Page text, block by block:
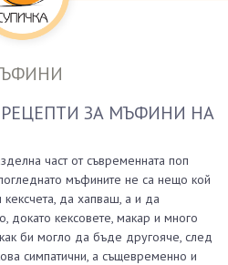
ЗА МЪФИНИ НА
част от съвременната поп
мъфините не са нещо кой
да хапваш, а и да
кексовете, макар и много
би могло да бъде другояче, след
симпатични, а същевременно и